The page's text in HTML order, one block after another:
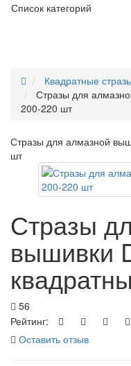
Список категорий
Квадратные
Стразы для
200-220 шт
Стразы для алмазной
шт
Стразы
вышивки
56
Рейтинг:
Оставить отзыв